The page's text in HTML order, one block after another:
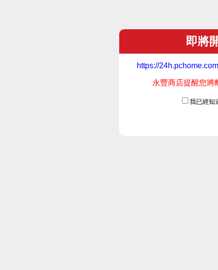
即將
https://
永豐商店提醒您將
我已經知